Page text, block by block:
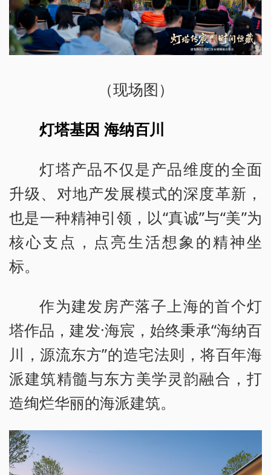
（现场图）
灯塔基因 海纳百川
灯塔产品不仅是产品维度的全面
升级、对地产发展模式的深度革新，
也是一种精神引领，以“真诚”与“美”为
核心支点，点亮生活想象的精神坐
标。
作为建发房产落子上海的首个灯
塔作品，建发·海宸，始终秉承“海纳百
川，源流东方”的造宅法则，将百年海
派建筑精髓与东方美学灵韵融合，打
造绚烂华丽的海派建筑。